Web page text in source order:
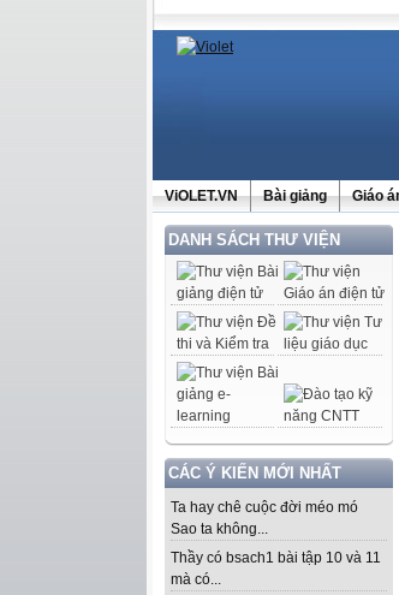
ViOLET.VN Bài giảng Giáo
DANH SÁCH THƯ VIỆN
CÁC Ý KIẾN MỚI NHẤT
Ta hay chê cuộc đời méo mó
Sao ta không...
Thầy có bsach1 bài tập 10 và 11
mà có...